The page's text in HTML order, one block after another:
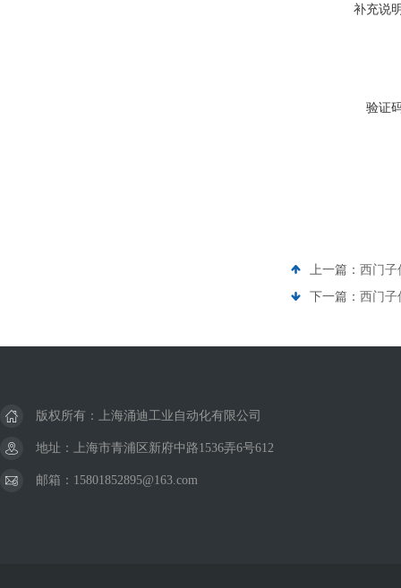
补充说
验证
上一篇： 西门子
下一篇： 西门子
版权所有：上海涌迪工业自动化有限公司
地址：上海市青浦区新府中路1536弄6号612
邮箱：15801852895@163.com